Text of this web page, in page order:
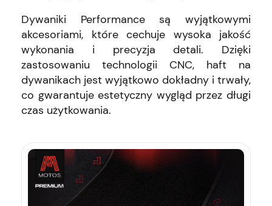
Dywaniki Performance są wyjątkowymi
akcesoriami, które cechuje wysoka jakość
wykonania i precyzja detali. Dzięki
zastosowaniu technologii CNC, haft na
dywanikach jest wyjątkowo dokładny i trwały,
co gwarantuje estetyczny wygląd przez długi
czas użytkowania.